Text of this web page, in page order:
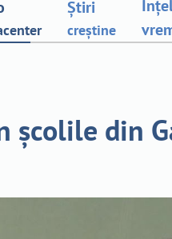
Știri
creștine
din